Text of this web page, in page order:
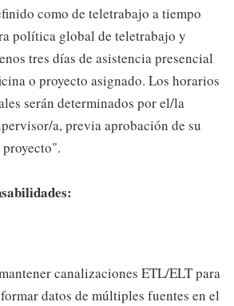
como de teletrabajo a tiempo
política global de teletrabajo y
tres días de asistencia presencial
o proyecto asignado. Los horarios
serán determinados por el/la
a, previa aprobación de su
canalizaciones ETL/ELT para
datos de múltiples fuentes en el